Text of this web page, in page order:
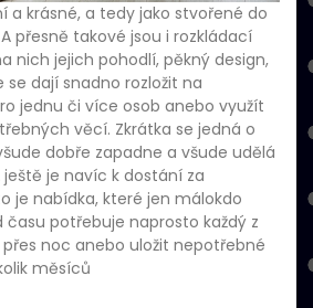
a krásné, a tedy jako stvořené do
přesně takové jsou i rozkládací
nich jejich pohodlí, pěkný design,
dají snadno rozložit na
jednu či více osob anebo využít
věcí. Zkrátka se jedná o
dobře zapadne a všude udělá
ještě je navíc k dostání za
je nabídka, které jen málokdo
času potřebuje naprosto každý z
noc anebo uložit nepotřebné
měsíců